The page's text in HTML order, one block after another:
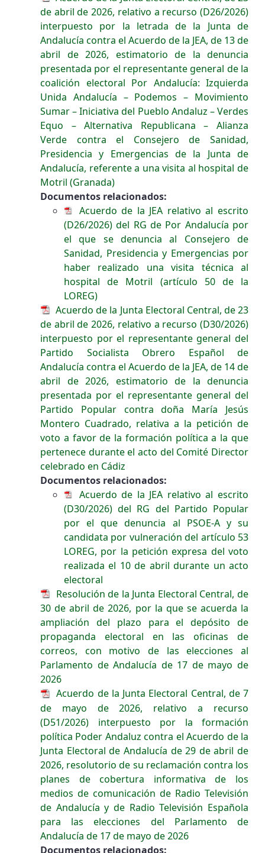
de abril de 2026, relativo a recurso (D26/2026)
interpuesto por la letrada de la Junta de
Andalucía contra el Acuerdo de la JEA, de 13 de
abril de 2026, estimatorio de la denuncia
presentada por el representante general de la
coalición electoral Por Andalucía: Izquierda
Unida Andalucía – Podemos – Movimiento
Sumar – Iniciativa del Pueblo Andaluz – Verdes
Equo – Alternativa Republicana – Alianza
Verde contra el Consejero de Sanidad,
Presidencia y Emergencias de la Junta de
Andalucía, referente a una visita al hospital de
Motril (Granada)
Documentos relacionados:
Acuerdo de la JEA relativo al escrito
(D26/2026) del RG de Por Andalucía por
el que se denuncia al Consejero de
Sanidad, Presidencia y Emergencias por
haber realizado una visita técnica al
hospital de Motril (artículo 50 de la
LOREG)
Acuerdo de la Junta Electoral Central, de 23
de abril de 2026, relativo a recurso (D30/2026)
interpuesto por el representante general del
Partido Socialista Obrero Español de
Andalucía contra el Acuerdo de la JEA, de 14 de
abril de 2026, estimatorio de la denuncia
presentada por el representante general del
Partido Popular contra doña María Jesús
Montero Cuadrado, relativa a la petición de
voto a favor de la formación política a la que
pertenece durante el acto del Comité Director
celebrado en Cádiz
Documentos relacionados:
Acuerdo de la JEA relativo al escrito
(D30/2026) del RG del Partido Popular
por el que denuncia al PSOE-A y su
candidata por vulneración del artículo 53
LOREG, por la petición expresa del voto
realizada el 10 de abril durante un acto
electoral
Resolución de la Junta Electoral Central, de
30 de abril de 2026, por la que se acuerda la
ampliación del plazo para el depósito de
propaganda electoral en las oficinas de
correos, con motivo de las elecciones al
Parlamento de Andalucía de 17 de mayo de
2026
Acuerdo de la Junta Electoral Central, de 7
de mayo de 2026, relativo a recurso
(D51/2026) interpuesto por la formación
política Poder Andaluz contra el Acuerdo de la
Junta Electoral de Andalucía de 29 de abril de
2026, resolutorio de su reclamación contra los
planes de cobertura informativa de los
medios de comunicación de Radio Televisión
de Andalucía y de Radio Televisión Española
para las elecciones del Parlamento de
Andalucía de 17 de mayo de 2026
Documentos relacionados: